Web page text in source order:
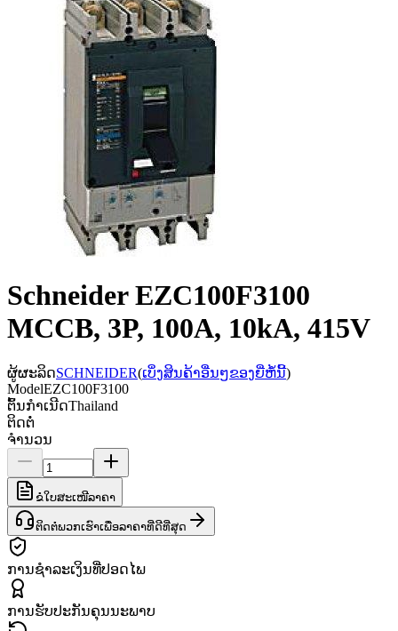
Schneider EZC100F3100
MCCB, 3P, 100A, 10kA, 415V
ຜູ້ຜະລິດSCHNEIDER(ເບິ່ງສິນຄ້າອື່ນໆຂອງຍີ່ຫໍ້ນີ້)
ModelEZC100F3100
ຕົ້ນກຳເນີດThailand
ຕິດຕໍ່
ຈຳນວນ
ຂໍໃບສະເໜີລາຄາ
ຕິດຕໍ່ພວກເຮົາເພື່ອລາຄາທີ່ດີທີ່ສຸດ
ການຊຳລະເງິນທີ່ປອດໄພ
ການຮັບປະກັນຄຸນນະພາບ